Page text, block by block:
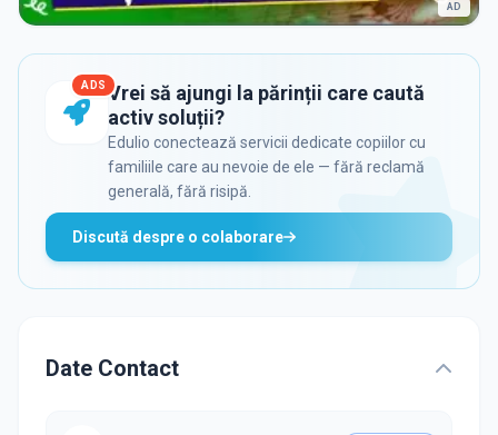
AD
ADS Vrei să ajungi la părinții care caută
activ soluții?
Edulio conectează servicii dedicate copiilor cu
familiile care au nevoie de ele — fără reclamă
generală, fără risipă.
Discută despre o colaborare
Date Contact